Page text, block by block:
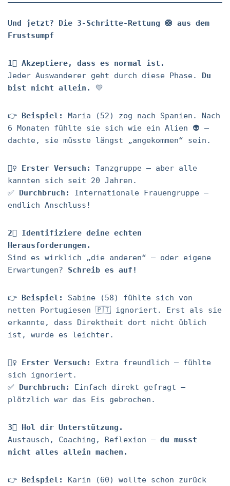
Und jetzt? Die 3-Schritte-Rettung 🛟 aus dem
Frustsumpf
1⃣ Akzeptiere, dass es normal ist.
Jeder Auswanderer geht durch diese Phase. Du
bist nicht allein.
💛
👉 Beispiel:
Maria (52) zog nach Spanien. Nach
6 Monaten fühlte sie sich wie ein Alien 👽 –
dachte, sie müsste längst „angekommen“ sein.
🤦‍♀️ Erster Versuch:
Tanzgruppe – aber alle
kannten sich seit 20 Jahren.
✅ Durchbruch:
Internationale Frauengruppe –
endlich Anschluss!
2⃣ Identifiziere deine echten
Herausforderungen.
Sind es wirklich „die anderen“ – oder eigene
Erwartungen? Schreib es auf!
👉 Beispiel:
Sabine (58) fühlte sich von
netten Portugiesen 🇵🇹 ignoriert. Erst als sie
erkannte, dass Direktheit dort nicht üblich
ist, wurde es leichter.
🤦‍♀️ Erster Versuch:
Extra freundlich – fühlte
sich ignoriert.
✅ Durchbruch:
Einfach direkt gefragt –
plötzlich war das Eis gebrochen.
3⃣ Hol dir Unterstützung.
Austausch, Coaching, Reflexion – du musst
nicht alles allein machen.
👉 Beispiel:
Karin (60) wollte schon zurück